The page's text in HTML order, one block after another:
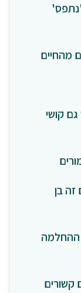
מהחיים
קושי
בן
ההחלמה